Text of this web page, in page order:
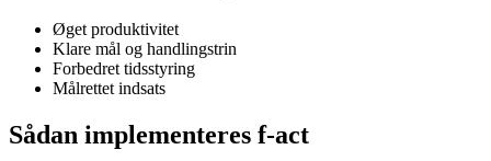
Øget produktivitet
Klare mål og handlingstrin
Forbedret tidsstyring
Målrettet indsats
Sådan implementeres f-act